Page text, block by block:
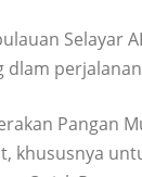
Selayar
khususnya